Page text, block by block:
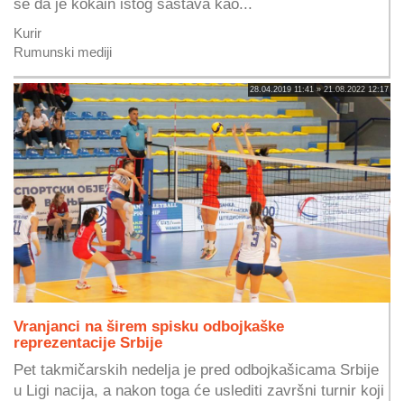
se da je kokain istog sastava kao...
Kurir
Rumunski mediji
28.04.2019 11:41 » 21.08.2022 12:17
Vranjanci na širem spisku odbojkaške
reprezentacije Srbije
Pet takmičarskih nedelja je pred odbojkašicama Srbije
u Ligi nacija, a nakon toga će uslediti završni turnir koji